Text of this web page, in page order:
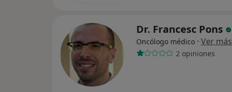
Dr. Francesc Pons
Oncólogo médico · Ver más
2 opiniones